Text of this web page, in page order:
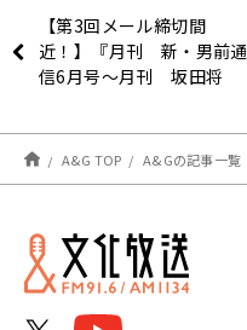
【第3回メール締切間
近！】『月刊 新・男前通
信6月号～月刊 坂田将
A&G TOP A&Gの記事一覧